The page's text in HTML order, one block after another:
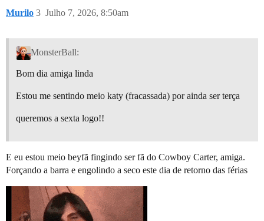
Murilo Julho 7, 2026, 8:50am
3
MonsterBall:
Bom dia amiga linda
Estou me sentindo meio katy (fracassada) por ainda ser terça
queremos a sexta logo!!
E eu estou meio beyfã fingindo ser fã do Cowboy Carter, amiga.
Forçando a barra e engolindo a seco este dia de retorno das férias